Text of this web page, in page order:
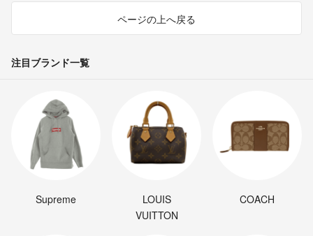
ページの上へ戻る
注目ブランド一覧
Supreme
LOUIS
VUITTON
COACH